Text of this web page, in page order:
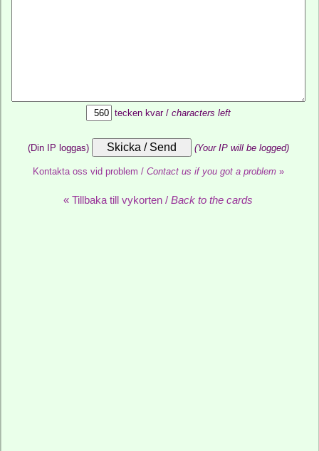
tecken kvar / characters left
(Din IP loggas) (Your IP will be logged)
Kontakta oss vid problem / Contact us if you got a problem»
« Tillbaka till vykorten /Back to the cards